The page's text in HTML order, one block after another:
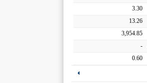
3.30
13.26
3,954.85
-
0.60